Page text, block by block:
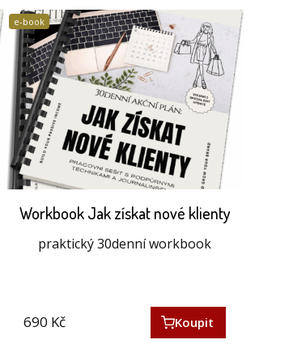
e-book
Workbook Jak získat nové klienty
praktický 30denní workbook
690 Kč Koupit